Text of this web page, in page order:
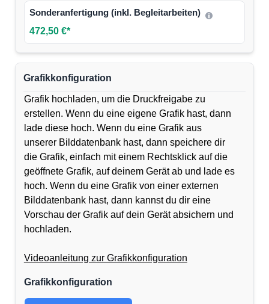
Sonderanfertigung (inkl. Begleitarbeiten)
472,50 €*
Grafikkonfiguration
Grafik hochladen, um die Druckfreigabe zu
erstellen. Wenn du eine eigene Grafik hast, dann
lade diese hoch. Wenn du eine Grafik aus
unserer Bilddatenbank hast, dann speichere dir
die Grafik, einfach mit einem Rechtsklick auf die
geöffnete Grafik, auf deinem Gerät ab und lade es
hoch. Wenn du eine Grafik von einer externen
Bilddatenbank hast, dann kannst du dir eine
Vorschau der Grafik auf dein Gerät absichern und
hochladen.
Videoanleitung zur Grafikkonfiguration
Grafikkonfiguration